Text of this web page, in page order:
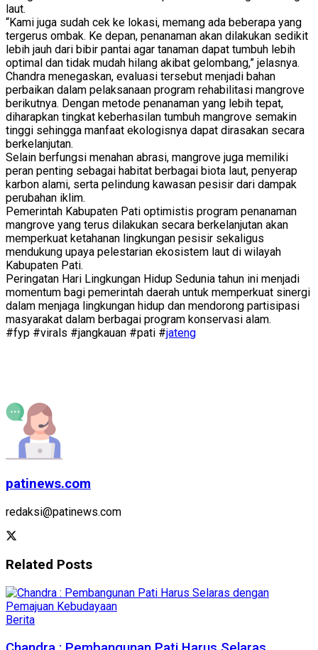
laut.
“Kami juga sudah cek ke lokasi, memang ada beberapa yang
tergerus ombak. Ke depan, penanaman akan dilakukan sedikit
lebih jauh dari bibir pantai agar tanaman dapat tumbuh lebih
optimal dan tidak mudah hilang akibat gelombang,” jelasnya.
Chandra menegaskan, evaluasi tersebut menjadi bahan
perbaikan dalam pelaksanaan program rehabilitasi mangrove
berikutnya. Dengan metode penanaman yang lebih tepat,
diharapkan tingkat keberhasilan tumbuh mangrove semakin
tinggi sehingga manfaat ekologisnya dapat dirasakan secara
berkelanjutan.
Selain berfungsi menahan abrasi, mangrove juga memiliki
peran penting sebagai habitat berbagai biota laut, penyerap
karbon alami, serta pelindung kawasan pesisir dari dampak
perubahan iklim.
Pemerintah Kabupaten Pati optimistis program penanaman
mangrove yang terus dilakukan secara berkelanjutan akan
memperkuat ketahanan lingkungan pesisir sekaligus
mendukung upaya pelestarian ekosistem laut di wilayah
Kabupaten Pati.
Peringatan Hari Lingkungan Hidup Sedunia tahun ini menjadi
momentum bagi pemerintah daerah untuk memperkuat sinergi
dalam menjaga lingkungan hidup dan mendorong partisipasi
masyarakat dalam berbagai program konservasi alam.
#fyp #virals #jangkauan #pati #jateng
patinews.com
redaksi@patinews.com
Related Posts
Berita